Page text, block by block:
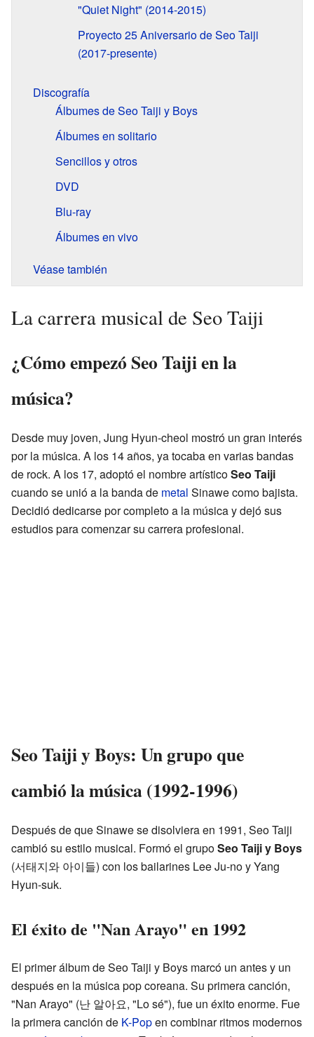
"Quiet Night" (2014-2015)
Proyecto 25 Aniversario de Seo Taiji
(2017-presente)
Discografía
Álbumes de Seo Taiji y Boys
Álbumes en solitario
Sencillos y otros
DVD
Blu-ray
Álbumes en vivo
Véase también
La carrera musical de Seo Taiji
¿Cómo empezó Seo Taiji en la
música?
Desde muy joven, Jung Hyun-cheol mostró un gran interés
por la música. A los 14 años, ya tocaba en varias bandas
de rock. A los 17, adoptó el nombre artísticoSeo Taiji
cuando se unió a la banda de metal Sinawe como bajista.
Decidió dedicarse por completo a la música y dejó sus
estudios para comenzar su carrera profesional.
Seo Taiji y Boys: Un grupo que
cambió la música (1992-1996)
Después de que Sinawe se disolviera en 1991, Seo Taiji
cambió su estilo musical. Formó el grupoSeo Taiji y Boys
(서태지와 아이들) con los bailarines Lee Ju-no y Yang
Hyun-suk.
El éxito de "Nan Arayo" en 1992
El primer álbum de Seo Taiji y Boys marcó un antes y un
después en la música pop coreana. Su primera canción,
"Nan Arayo" (난 알아요, "Lo sé"), fue un éxito enorme. Fue
la primera canción de K-Popen combinar ritmos modernos